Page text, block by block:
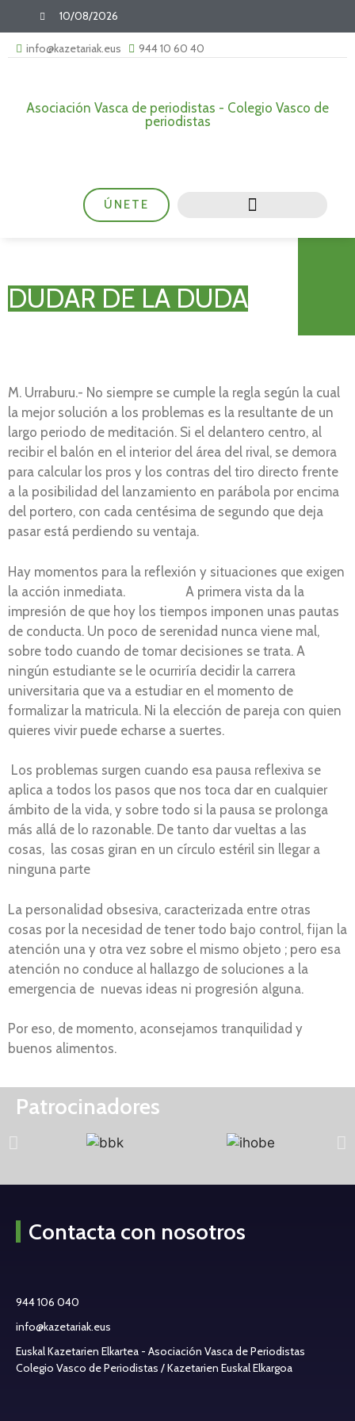
10/08/2026
info@kazetariak.eus 944 10 60 40
Asociación Vasca de periodistas - Colegio Vasco de
periodistas
ÚNETE
DUDAR DE LA DUDA
M. Urraburu.- No siempre se cumple la regla según la cual
la mejor solución a los problemas es la resultante de un
largo periodo de meditación. Si el delantero centro, al
recibir el balón en el interior del área del rival, se demora
para calcular los pros y los contras del tiro directo frente
a la posibilidad del lanzamiento en parábola por encima
del portero, con cada centésima de segundo que deja
pasar está perdiendo su ventaja.
Hay momentos para la reflexión y situaciones que exigen
la acción inmediata. A primera vista da la
impresión de que hoy los tiempos imponen unas pautas
de conducta. Un poco de serenidad nunca viene mal,
sobre todo cuando de tomar decisiones se trata. A
ningún estudiante se le ocurriría decidir la carrera
universitaria que va a estudiar en el momento de
formalizar la matricula. Ni la elección de pareja con quien
quieres vivir puede echarse a suertes.
Los problemas surgen cuando esa pausa reflexiva se
aplica a todos los pasos que nos toca dar en cualquier
ámbito de la vida, y sobre todo si la pausa se prolonga
más allá de lo razonable. De tanto dar vueltas a las
cosas, las cosas giran en un círculo estéril sin llegar a
ninguna parte
La personalidad obsesiva, caracterizada entre otras
cosas por la necesidad de tener todo bajo control, fijan la
atención una y otra vez sobre el mismo objeto ; pero esa
atención no conduce al hallazgo de soluciones a la
emergencia de nuevas ideas ni progresión alguna.
Por eso, de momento, aconsejamos tranquilidad y
buenos alimentos.
Patrocinadores
Contacta con nosotros
944 106 040
info@kazetariak.eus
Euskal Kazetarien Elkartea - Asociación Vasca de Periodistas
Colegio Vasco de Periodistas / Kazetarien Euskal Elkargoa